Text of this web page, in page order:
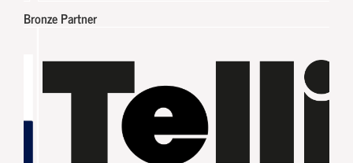
Bronze Partner